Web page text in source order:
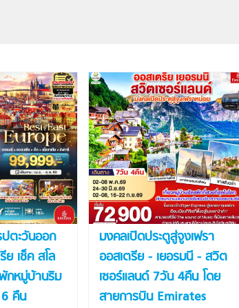
ตะวันออก
ย เช็ค สโล
กหมู่บ้านริม
คืน
มงคลเปิดประตูสู่จูงเฟรา
ออสเตรีย - เยอรมนี - สวิต
เซอร์แลนด์ 7วัน 4คืน โดย
สายการบิน Emirates